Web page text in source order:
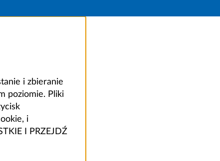
i zbieranie
poziomie. Pliki
i
I PRZEJDŹ